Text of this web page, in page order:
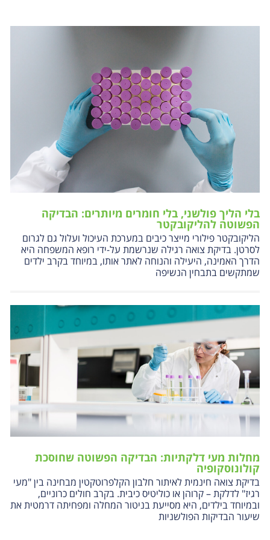
בלי הליך פולשני, בלי חומרים מיותרים: הבדיקה
הפשוטה להליקובקטר
הליקובקטר פילורי מייצר כיבים במערכת העיכול ועלול גם לגרום
לסרטן. בדיקת צואה רגילה שנרשמת על-ידי רופא המשפחה היא
הדרך האמינה, היעילה והנוחה לאתר אותו, במיוחד בקרב ילדים
שמתקשים בתבחין הנשיפה
מחלות מעי דלקתיות: הבדיקה הפשוטה שחוסכת
קולונוסקופיה
בדיקת צואה חינמית לאיתור חלבון הקלפרוטקטין מבחינה בין "מעי
רגיז" לדלקת – קרוהן או כוליטיס כיבית. בקרב חולים כרוניים,
ובמיוחד בילדים, היא מסייעת בניטור המחלה ומפחיתה דרמטית את
שיעור הבדיקות הפולשניות